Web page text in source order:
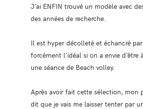
J’ai ENFIN trouvé un modèle avec
des années de recherche.
Il est hyper décolleté et échancré
forcément l’idéal si on a envie d’être
une séance de Beach volley.
Après avoir fait cette sélection, mon
dit que je vais me laisser tenter par